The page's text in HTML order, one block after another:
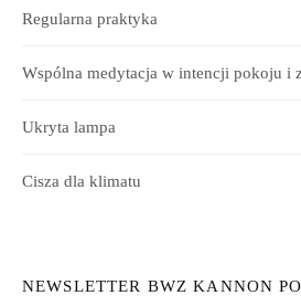
Regularna praktyka
Wspólna medytacja w intencji pokoju i
Ukryta lampa
Cisza dla klimatu
NEWSLETTER BWZ KANNON